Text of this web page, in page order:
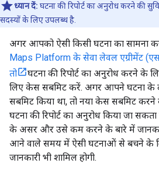
ध्यान दें: घटना की रिपोर्ट का अनुरोध करने की
सदस्यों के लिए उपलब्ध है.
अगर आपको ऐसी किसी घटना का सामना
Maps Platform के सेवा लेवल एग्रीमेंट
तो
घटना की रिपोर्ट का अनुरोध करने के
लिए केस सबमिट करें. अगर आपने घटना के
सबमिट किया था, तो नया केस सबमिट
घटना की रिपोर्ट का अनुरोध किया जा सकता
के असर और उसे कम करने के बारे में
आने वाले समय में ऐसी घटनाओं से बचने के
जानकारी भी शामिल होगी.